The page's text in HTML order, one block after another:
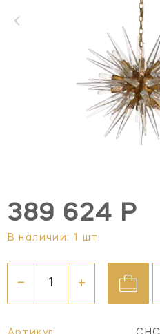
389 624 Р
В наличии: 1 шт.